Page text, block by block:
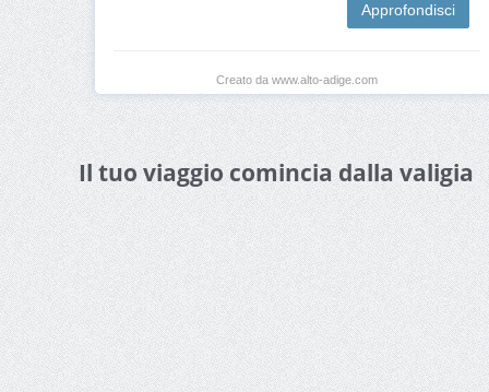
Approfondisci
Creato da www.alto-adige.com
Il tuo viaggio comincia dalla valigia